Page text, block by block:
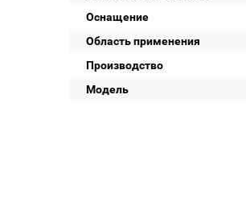
Оснащение
Область применения
Производство
Модель